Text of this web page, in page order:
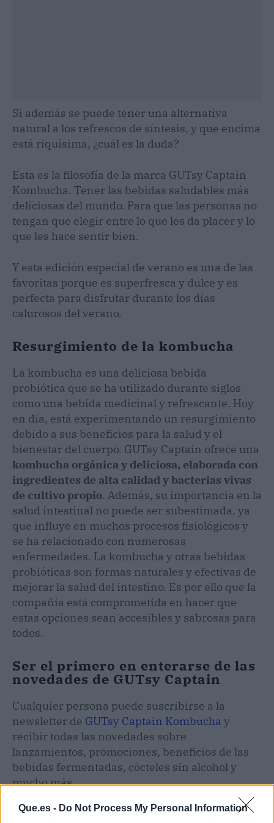
Que.es - Do Not Process My Personal Information
Si además se puede tener una alternativa
natural a los refrescos de síntesis, y que encima
está riquísima, ¿cuál es la duda?
Esta es la filosofía de la marca GUTsy Captain
Kombucha. Tener las bebidas saludables más
deliciosas del mundo. Para que las personas no
tengan que elegir entre lo que les da placer y lo
que les hace sentir bien.
Y esta edición especial de verano es una de las
favoritas porque es superfresca y dulce y es
perfecta para disfrutar durante los días
calurosos del verano.
Resurgimiento de la kombucha
La kombucha es una deliciosa bebida
probiótica que se ha utilizado durante siglos
como una bebida medicinal y refrescante. Hoy
en día, está experimentando un resurgimiento
debido a sus beneficios para la salud y el
bienestar del cuerpo. GUTsy Captain ofrece una
kombucha orgánica y deliciosa, elaborada con
ingredientes de alta calidad y bacterias vivas
de cultivo propio. Además, su importancia en la
salud intestinal no puede ser subestimada, ya
que influye en muchos procesos fisiológicos y
se ha relacionado con numerosas
enfermedades. La kombucha y otras bebidas
probióticas son formas naturales y efectivas de
mejorar la salud del intestino. Es por ello que la
compañía está comprometida en hacer que
estas opciones sean accesibles y sabrosas para
todos.
Ser el primero en enterarse de las
novedades de GUTsy Captain
Cualquier persona puede suscribirse a la
newsletter de GUTsy Captain Kombucha y
recibir todas las novedades sobre
lanzamientos, promociones, beneficios de las
bebidas fermentadas, cócteles sin alcohol y
mucho más.